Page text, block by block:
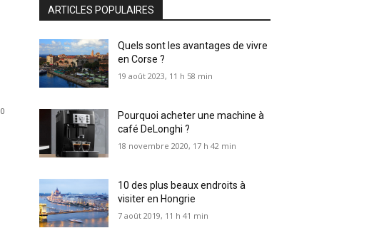
0
ARTICLES POPULAIRES
Quels sont les avantages de vivre
en Corse ?
19 août 2023, 11 h 58 min
Pourquoi acheter une machine à
café DeLonghi ?
18 novembre 2020, 17 h 42 min
10 des plus beaux endroits à
visiter en Hongrie
7 août 2019, 11 h 41 min